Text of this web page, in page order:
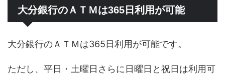
大分銀行のＡＴＭは365日利用が可能
大分銀行のＡＴＭは365日利用が可能です。
ただし、平日・土曜日さらに日曜日と祝日は利用可